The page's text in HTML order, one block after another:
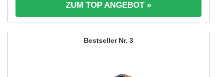
ZUM TOP ANGEBOT »
3